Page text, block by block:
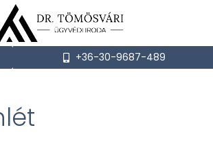
+36-30-9687-489